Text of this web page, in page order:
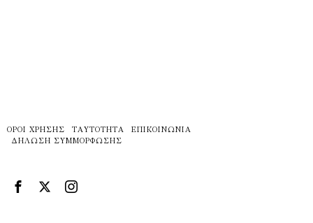
ΌΡΟΙ ΧΡΉΣΗΣ ΤΑΥΤΌΤΗΤΑ
ΕΠΙΚΟΙΝΩΝΊΑ
ΔΉΛΩΣΗ ΣΥΜΜΌΡΦΩΣΗΣ